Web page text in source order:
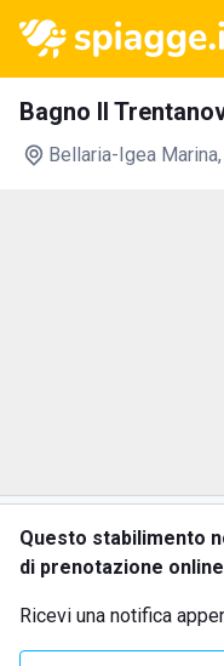
Bagno Il
Bellaria-Igea Marina
Questo stabilimento
di prenotazione online
Ricevi una notifica